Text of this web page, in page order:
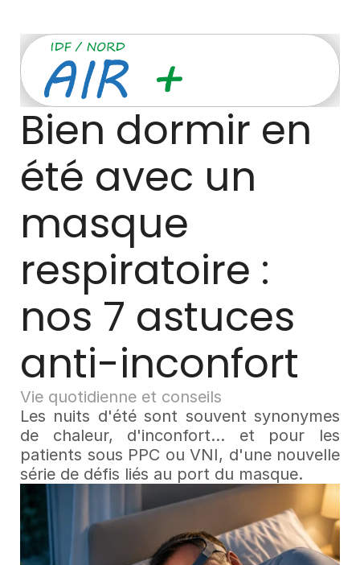
Bien dormir en
été avec un
masque
respiratoire :
nos 7 astuces
anti-inconfort
Vie quotidienne et conseils
Les nuits d'été sont souvent synonymes
de chaleur, d'inconfort… et pour les
patients sous PPC ou VNI, d'une nouvelle
série de défis liés au port du masque.